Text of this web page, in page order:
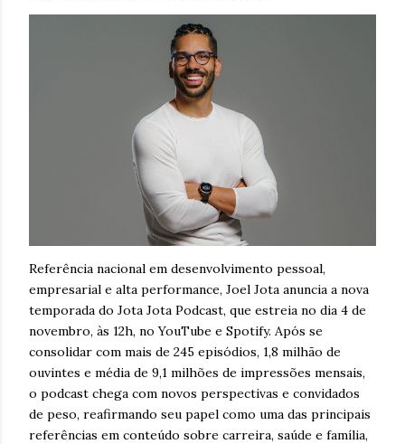
Referência nacional em desenvolvimento pessoal,
empresarial e alta performance, Joel Jota anuncia a nova
temporada do Jota Jota Podcast, que estreia no dia 4 de
novembro, às 12h, no YouTube e Spotify. Após se
consolidar com mais de 245 episódios, 1,8 milhão de
ouvintes e média de 9,1 milhões de impressões mensais,
o podcast chega com novos perspectivas e convidados
de peso, reafirmando seu papel como uma das principais
referências em conteúdo sobre carreira, saúde e família,